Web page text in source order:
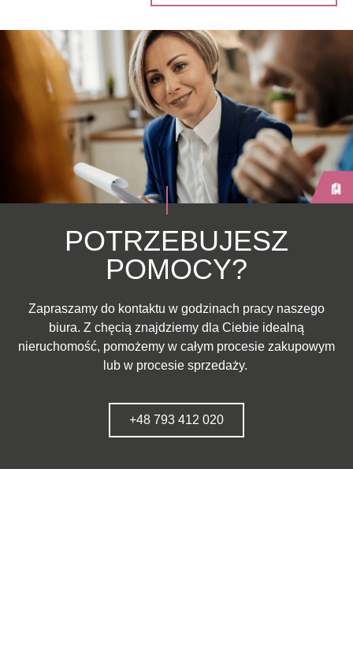
POTRZEBUJESZ
POMOCY?
Zapraszamy do kontaktu w godzinach pracy naszego
biura. Z chęcią znajdziemy dla Ciebie idealną
nieruchomość, pomożemy w całym procesie zakupowym
lub w procesie sprzedaży.
+48 793 412 020